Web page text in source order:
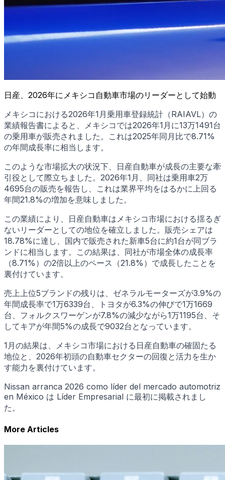
日産、2026年にメキシコ自動車市場のリーダーとして始動
メキシコにおける2026年1月乗用車登録統計（RAIAVL）の
業績報告書によると、メキシコでは2026年1月に13万1491台
の乗用車が販売されました。これは2025年同月比で8.71%
の年間成長率に相当します。
このような市場拡大の状況下、日産自動車が成長の主要な牽
引役として際立ちました。2026年1月、同社は乗用車2万
4695台の販売を報告し、これは業界平均をはるかに上回る
年間21.8%の増加を意味しました。
この業績により、日産自動車はメキシコ市場における揺るぎ
ないリーダーとしての地位を確立しました。販売シェアは
18.78%に達し、国内で販売された新車5台に約1台が同ブラ
ンドに相当します。この結果は、同社が市場全体の成長率
（8.71%）の2倍以上のペース（21.8%）で成長したことを
裏付けています。
売上上位5ブランドの残りは、ゼネラルモーターズが3.9%の
年間成長率で1万6339台、トヨタが6.3%の伸びで1万1669
台、フォルクスワーゲンが7.8%の減少ながら1万1195台、そ
してキアが年間5%の成長で9032台となっています。
1月の結果は、メキシコ市場における日産自動車の確固たる
地位と、2026年初頭の自動車セクターの回復と活力を生か
す能力を裏付けています。
Nissan arranca 2026 como líder del mercado automotriz
en México は Líder Empresarial に最初に掲載されまし
た。
More Articles